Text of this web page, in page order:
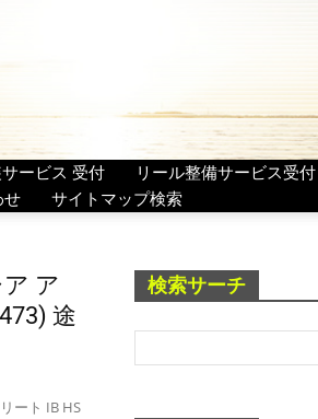
ービス 受付
リール整備サービス受付
せ サイトマップ検索
ア
途
ート IB HS
検索サーチ